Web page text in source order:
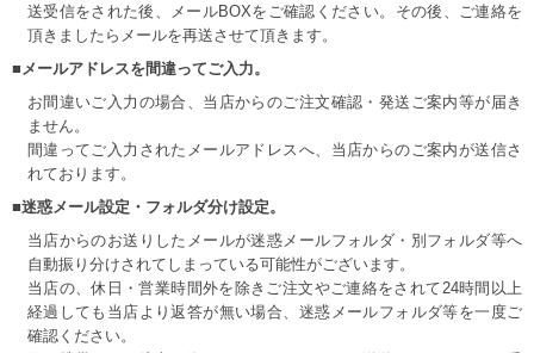
送受信をされた後、メールBOXをご確認ください。その後、ご連絡を
頂きましたらメールを再送させて頂きます。
■メールアドレスを間違ってご入力。
お間違いご入力の場合、当店からのご注文確認・発送ご案内等が届き
ません。
間違ってご入力されたメールアドレスへ、当店からのご案内が送信さ
れております。
■迷惑メール設定・フォルダ分け設定。
当店からのお送りしたメールが迷惑メールフォルダ・別フォルダ等へ
自動振り分けされてしまっている可能性がございます。
当店の、休日・営業時間外を除きご注文やご連絡をされて24時間以上
経過しても当店より返答が無い場合、迷惑メールフォルダ等を一度ご
確認ください。